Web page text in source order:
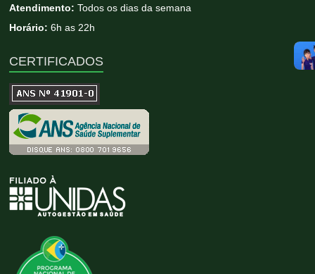
Atendimento: Todos os dias da semana
Horário: 6h as 22h
CERTIFICADOS